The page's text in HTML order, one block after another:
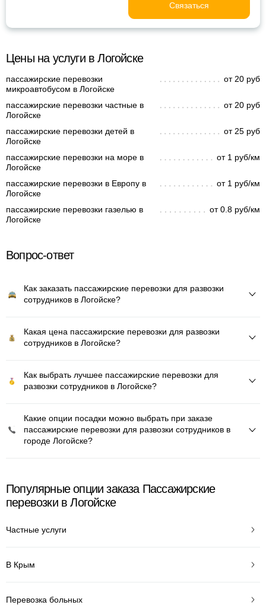
Связаться
Цены на услуги в Логойске
пассажирские перевозки
микроавтобусом в Логойске
от 20 руб
пассажирские перевозки частные в
Логойске
от 20 руб
пассажирские перевозки детей в
Логойске
от 25 руб
пассажирские перевозки на море в
Логойске
от 1 руб/км
пассажирские перевозки в Европу в
Логойске
от 1 руб/км
пассажирские перевозки газелью в
Логойске
от 0.8 руб/км
Вопрос-ответ
Как заказать пассажирские перевозки для развозки
сотрудников в Логойске?
Какая цена пассажирские перевозки для развозки
сотрудников в Логойске?
Как выбрать лучшее пассажирские перевозки для
развозки сотрудников в Логойске?
Какие опции посадки можно выбрать при заказе
пассажирские перевозки для развозки сотрудников в
городе Логойске?
Популярные опции заказа Пассажирские
перевозки в Логойске
Частные услуги
В Крым
Перевозка больных